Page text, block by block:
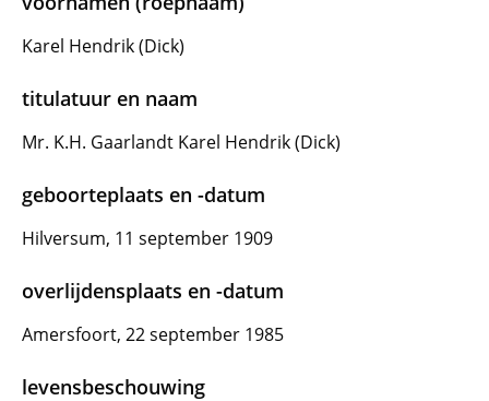
Karel Hendrik (Dick)
titulatuur en naam
Mr. K.H. Gaarlandt Karel Hendrik (Dick)
geboorteplaats en -datum
Hilversum, 11 september 1909
overlijdensplaats en -datum
Amersfoort, 22 september 1985
levensbeschouwing